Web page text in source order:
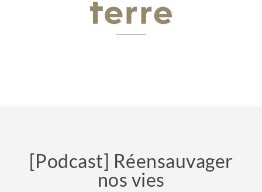
[Podcast] Réensauvager
nos vies